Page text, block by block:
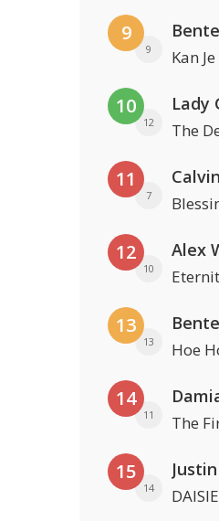
9
9
Bente
Kan
10
12
Lady
The
11
7
12
10
Alex
13
13 Hoe
14
11 The
15
14